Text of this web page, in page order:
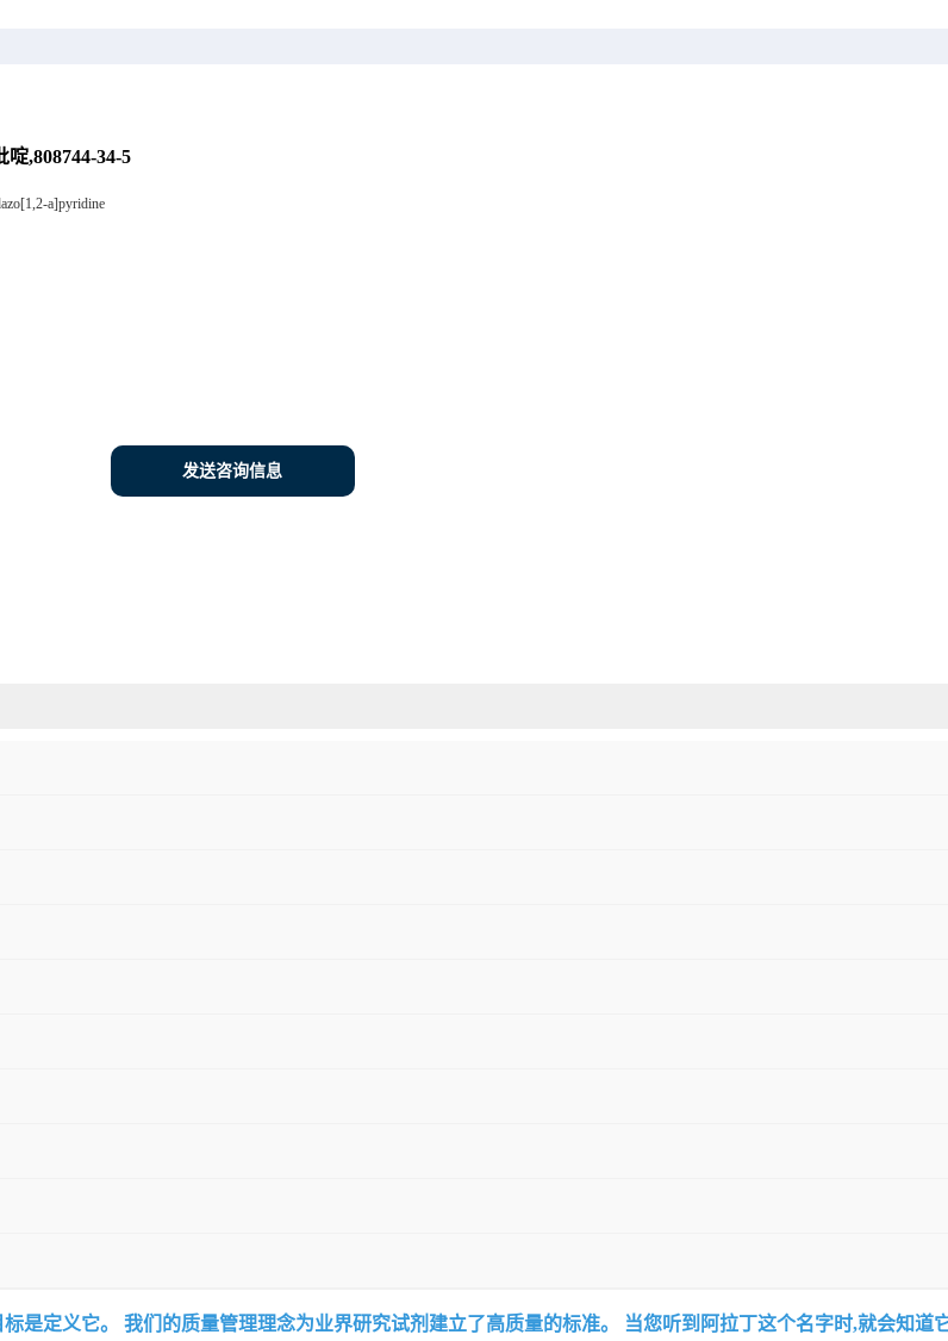
,808744-34-5
a]pyridine
发送咨询信息
是定义它。 我们的质量管理理念为业界研究试剂建立了高质量的标准。 当您听到阿拉丁这个名字时,就会知道